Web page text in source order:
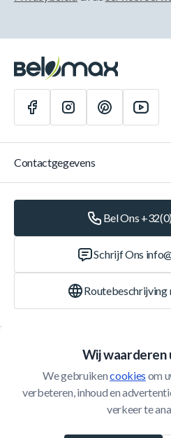
Wij waarderen
We gebruiken cookies om
verbeteren, inhoud en
verkeer te
Klantenservice
Contactgegevens
Bel Ons
Schrijf Ons
Routebeschrijving